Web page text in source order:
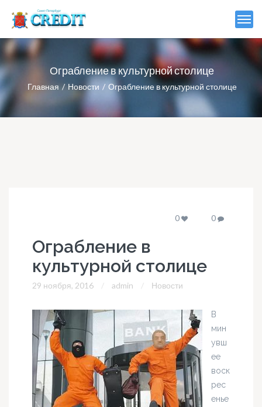
Ограбление в культурной столице
Главная Новости Ограбление в культурной столице
0 0
Ограбление в
культурной столице
29 ноября, 2016 admin Новости
В
мин
увш
ее
воск
рес
енье